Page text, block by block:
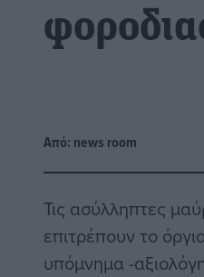
Από: news room
Τις ασύλληπτες
επιτρέπουν το
υπόμνημα -